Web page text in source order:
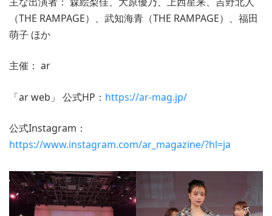
（THE RAMPAGE）、武知海青（THE RAMPAGE）、福田
萌子 ほか
主催： ar
「ar web」 公式HP： https://ar-mag.jp/
公式Instagram：
https://www.instagram.com/ar_magazine/?hl=ja